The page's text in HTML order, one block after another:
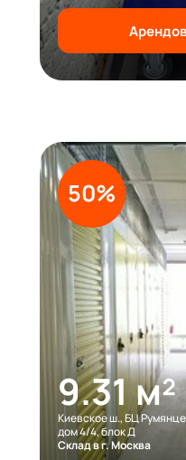
50%
9.31 м²
Киевское ш., БЦ
дом 4/4, блок Д
Склад в г. Москва